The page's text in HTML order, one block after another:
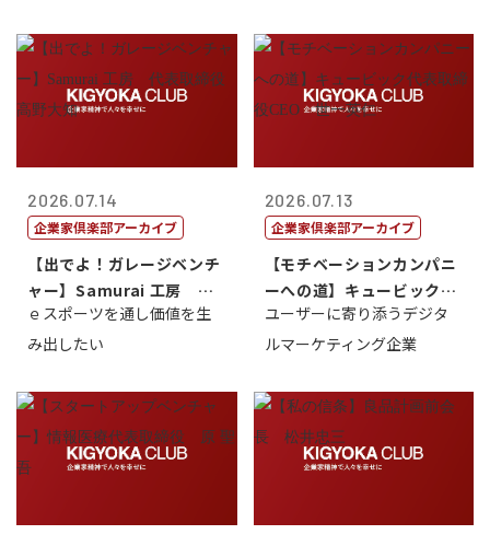
2026.07.14
企業家倶楽部アーカイブ
【出でよ！ガレージベンチ
ャー】Samurai 工房 代
表取締...
ｅスポーツを通し価値を生
み出したい
2026.07.13
企業家倶楽部アーカイブ
【モチベーションカンパニ
ーへの道】キュービック代
表取締役CE...
ユーザーに寄り添うデジタ
ルマーケティング企業